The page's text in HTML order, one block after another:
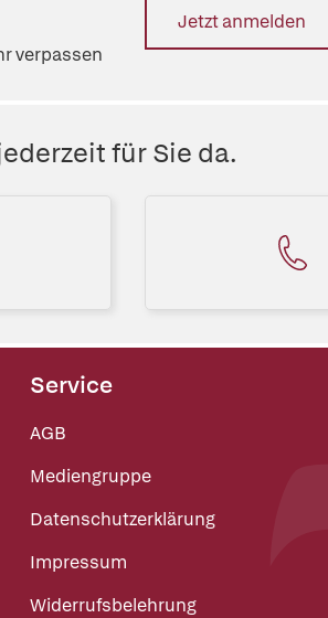
verpassen
Jetzt anmelden
für Sie da.
Service
AGB
Mediengruppe
Datenschutzerklärung
Impressum
Widerrufsbelehrung